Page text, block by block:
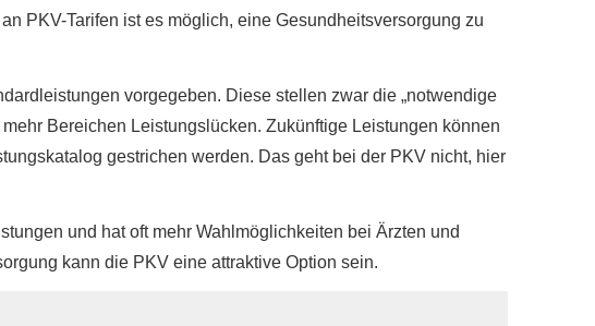
PKV-Tarifen ist es möglich, eine Gesundheitsversorgung zu
vorgegeben. Diese stellen zwar die „notwendige
Bereichen Leistungslücken. Zukünftige Leistungen können
gestrichen werden. Das geht bei der PKV nicht, hier
und hat oft mehr Wahlmöglichkeiten bei Ärzten und
kann die PKV eine attraktive Option sein.